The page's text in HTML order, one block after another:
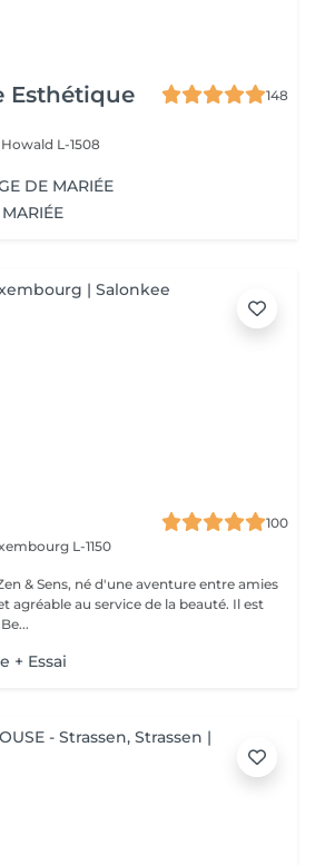
Esthétique
148
Howald L-1508
DE MARIÉE
100
L-1150
& Sens, né d'une aventure entre amies
agréable au service de la beauté. Il est
+ Essai